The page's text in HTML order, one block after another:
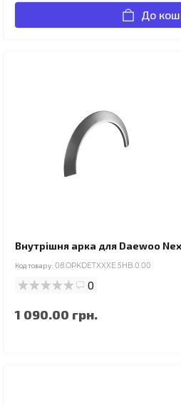
До
Внутрішня арка для Daewoo
Код товару: 08.OPKDETXXXE.5HB.0.00
0
1 090.00 грн.